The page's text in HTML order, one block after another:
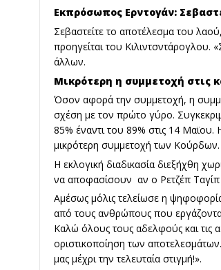
Εκπρόσωπος Ερντογάν:
Σεβαστείτε το αποτέλεσμα του
προηγείται του Κιλιντσντάρογλου.
άλλων.
Μικρότερη η συμμετοχή στις
Όσον αφορά την συμμετοχή, η
σχέση με τον πρώτο γύρο.
85% έναντι του 89% στις 14
μικρότερη συμμετοχή των Κούρδων.
Η εκλογική διαδικασία διεξήχθη
να αποφασίσουν αν ο Ρετζέπ Ταγίπ
Αμέσως μόλις τελείωσε η
από τους ανθρώπους που
Καλώ όλους τους αδελφούς και τις
οριστικοποίηση των
μας μέχρι την τελευταία στιγμή!».